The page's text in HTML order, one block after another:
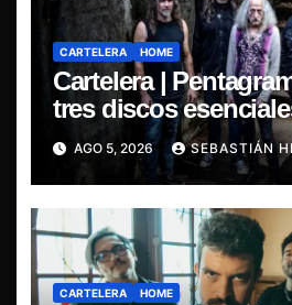
CARTELERA HOME
Cartelera |
tres discos
leyendas del doom
AGO 5, 2026 SEBASTIÁN
CARTELERA HOME